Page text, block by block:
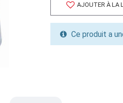
FORMAT DE
Quantité par palette:
Dimension/pallet:
AJOUTER À LA
Ce produit a